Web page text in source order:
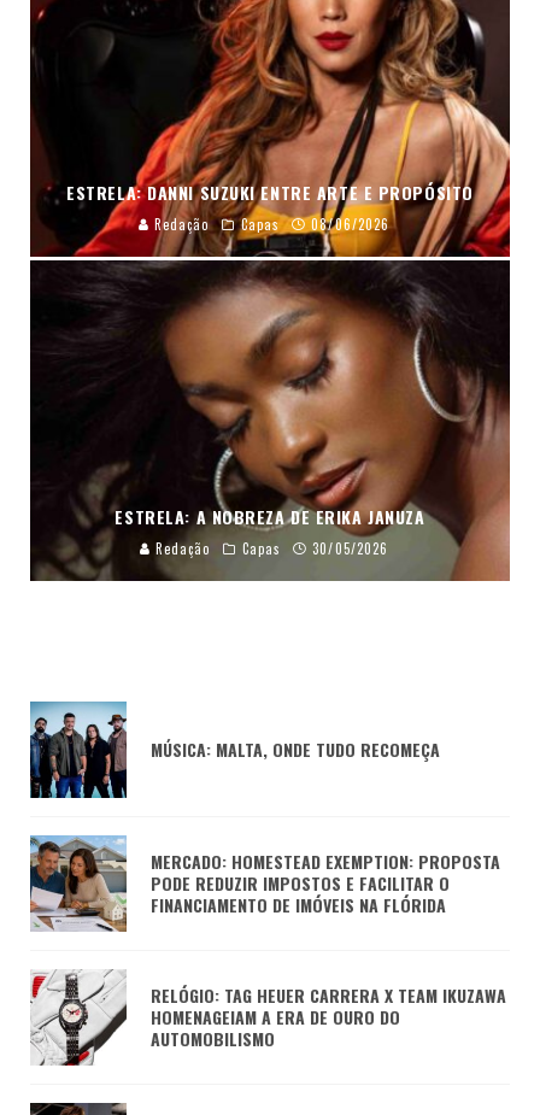
ESTRELA: DANNI SUZUKI ENTRE ARTE E PROPÓSITO
Redação Capas 08/06/2026
ESTRELA: A NOBREZA DE ERIKA JANUZA
Redação Capas 30/05/2026
MÚSICA: MALTA, ONDE TUDO RECOMEÇA
MERCADO: HOMESTEAD EXEMPTION: PROPOSTA
PODE REDUZIR IMPOSTOS E FACILITAR O
FINANCIAMENTO DE IMÓVEIS NA FLÓRIDA
RELÓGIO: TAG HEUER CARRERA X TEAM IKUZAWA
HOMENAGEIAM A ERA DE OURO DO
AUTOMOBILISMO